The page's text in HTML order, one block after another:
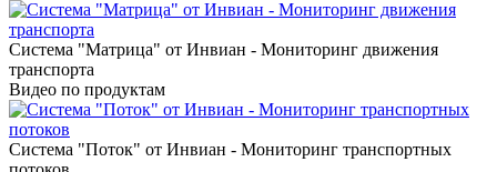
Система "Матрица" от Инвиан - Мониторинг движения
транспорта
Видео по продуктам
Система "Поток" от Инвиан - Мониторинг транспортных